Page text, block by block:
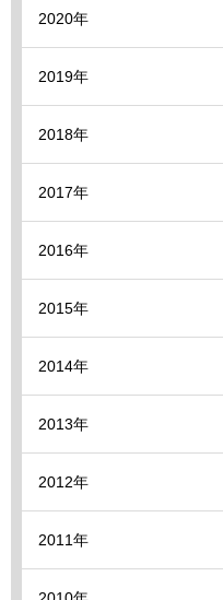
2020年
2019年
2018年
2017年
2016年
2015年
2014年
2013年
2012年
2011年